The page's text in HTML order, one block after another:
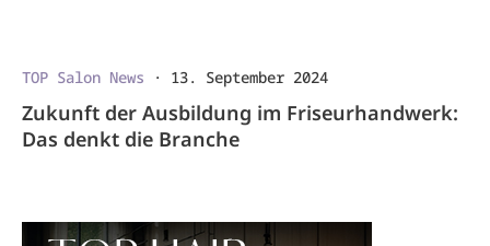
TOP Salon News · 13. September 2024
Zukunft der Ausbildung im Friseurhandwerk:
Das denkt die Branche